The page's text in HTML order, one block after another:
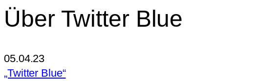
Über Twitter Blue
05.04.23
„Twitter Blue“